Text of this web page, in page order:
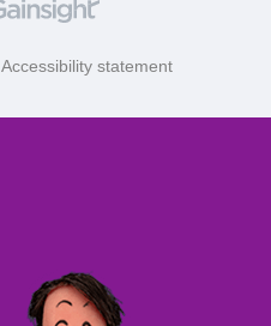
Accessibility statement